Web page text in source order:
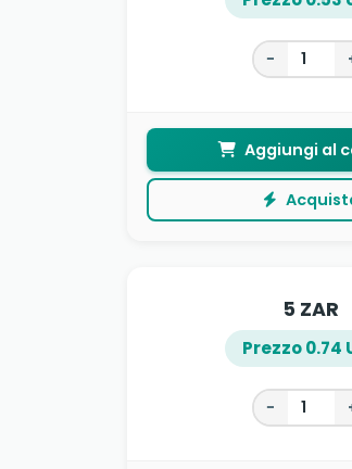
−
Aggiungi al
5 ZAR
Prezzo 0.74
−